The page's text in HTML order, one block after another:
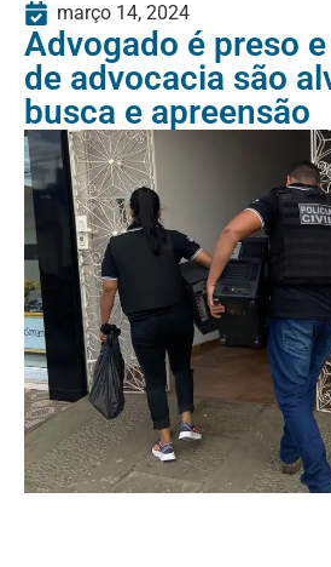
março 14, 2024
Advogado é preso
de advocacia são
busca e apreensão